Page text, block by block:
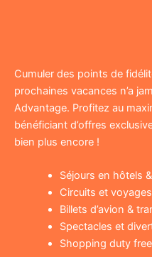
Cumuler des points de
prochaines vacances n’a
Advantage. Profitez au
bénéficiant d’offres
bien plus encore !
Séjours en hôtels
Circuits et
Billets d’avion &
Spectacles et
Shopping duty